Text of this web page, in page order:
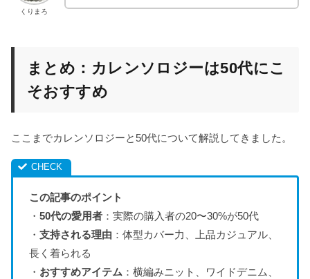
くりまろ
まとめ：カレンソロジーは50代にこ
そおすすめ
ここまでカレンソロジーと50代について解説してきました。
この記事のポイント
・ 50代の愛用者：実際の購入者の20〜30%が50代
・ 支持される理由 ：体型カバー力、上品カジュアル、
長く着られる
・ おすすめアイテム ：横編みニット、ワイドデニム、